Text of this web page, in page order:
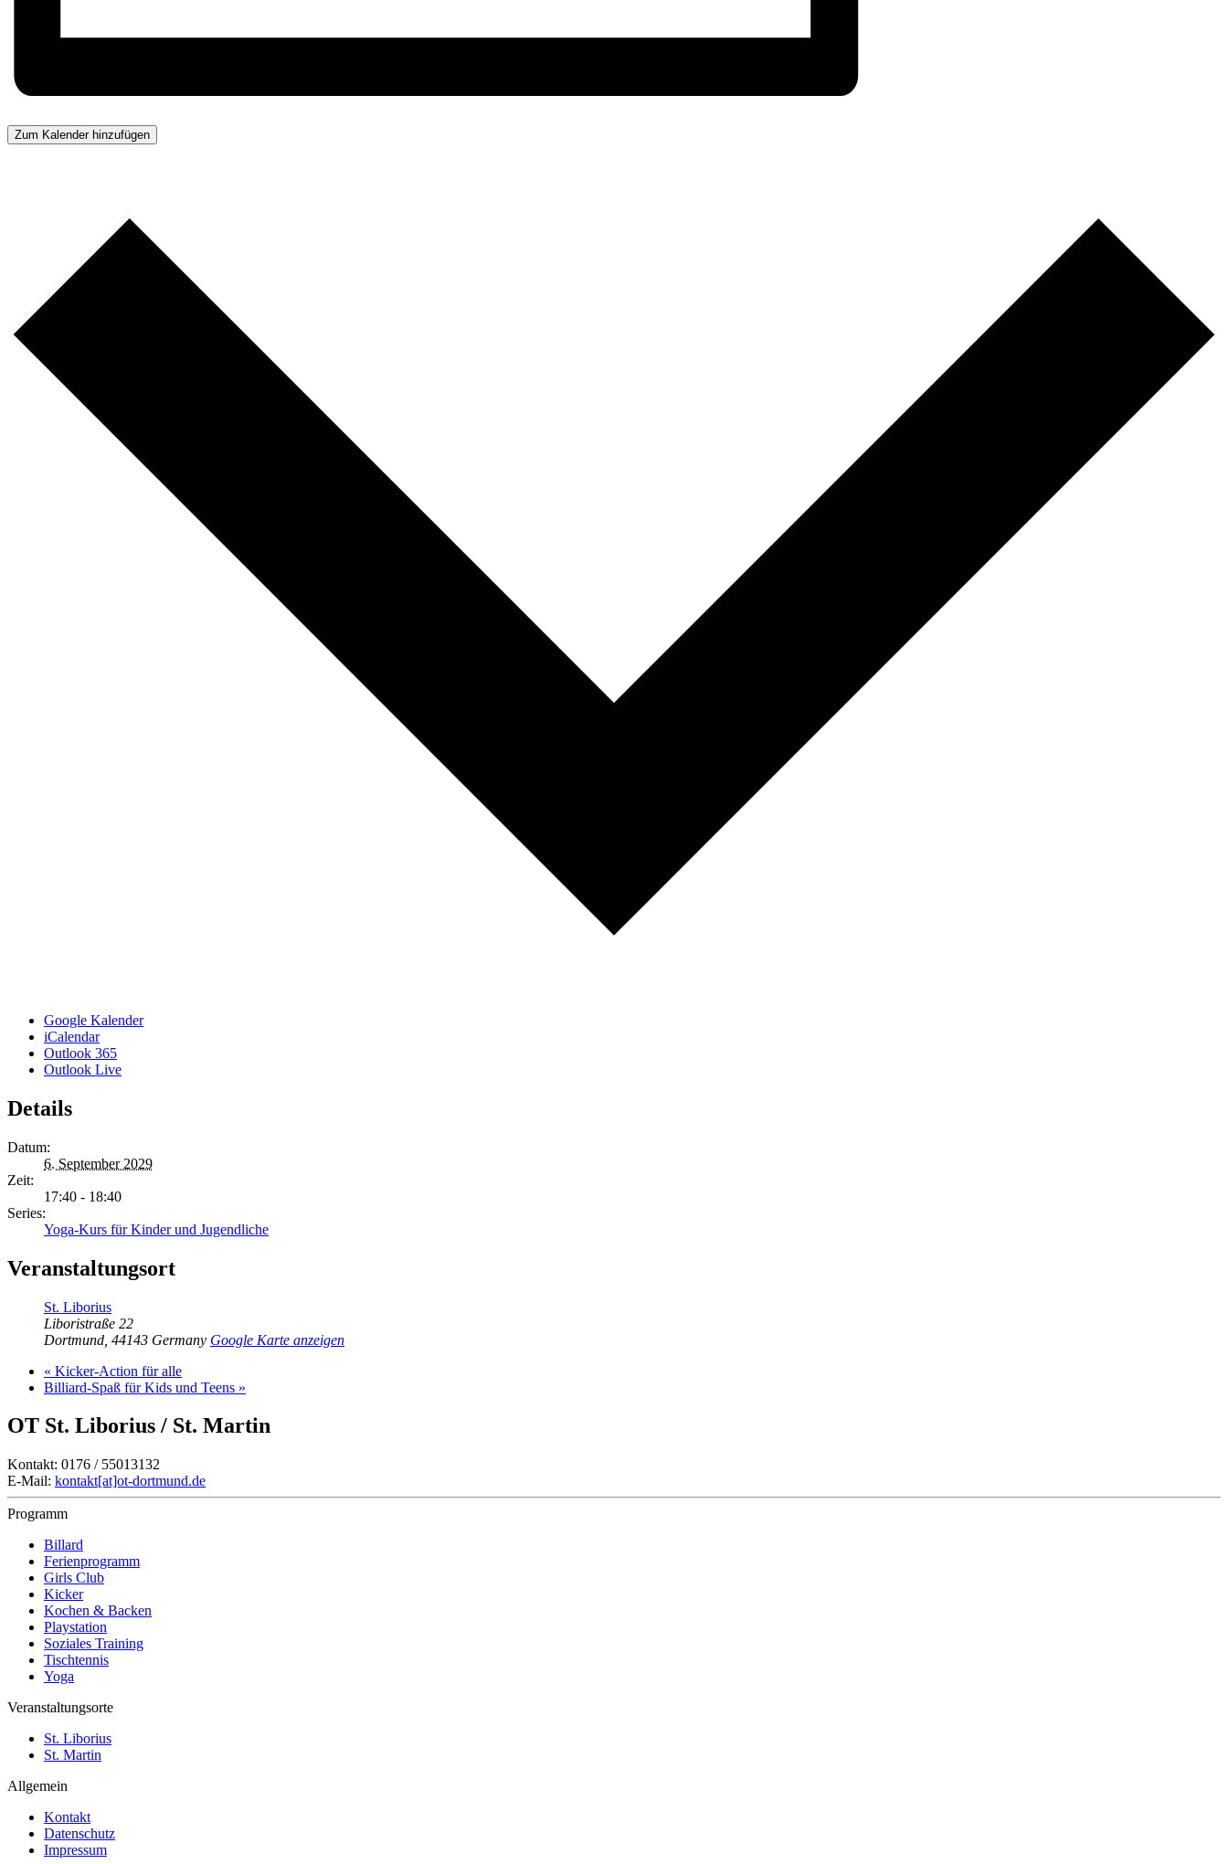
Zum Kalender hinzufügen
Google Kalender
iCalendar
Outlook 365
Outlook Live
Details
Datum:
6. September 2029
Zeit:
17:40 - 18:40
Series:
Yoga-Kurs für Kinder und Jugendliche
Veranstaltungsort
St. Liborius
Liboristraße 22
Dortmund 44143 Germany Google Karte anzeigen
« Kicker-Action für alle
Billiard-Spaß für Kids und Teens »
OT St. Liborius / St. Martin
Kontakt: 0176 / 55013132
E-Mail: kontakt[at]ot-dortmund.de
Programm
Billard
Ferienprogramm
Girls Club
Kicker
Kochen & Backen
Playstation
Soziales Training
Tischtennis
Yoga
Veranstaltungsorte
St. Liborius
St. Martin
Allgemein
Kontakt
Datenschutz
Impressum